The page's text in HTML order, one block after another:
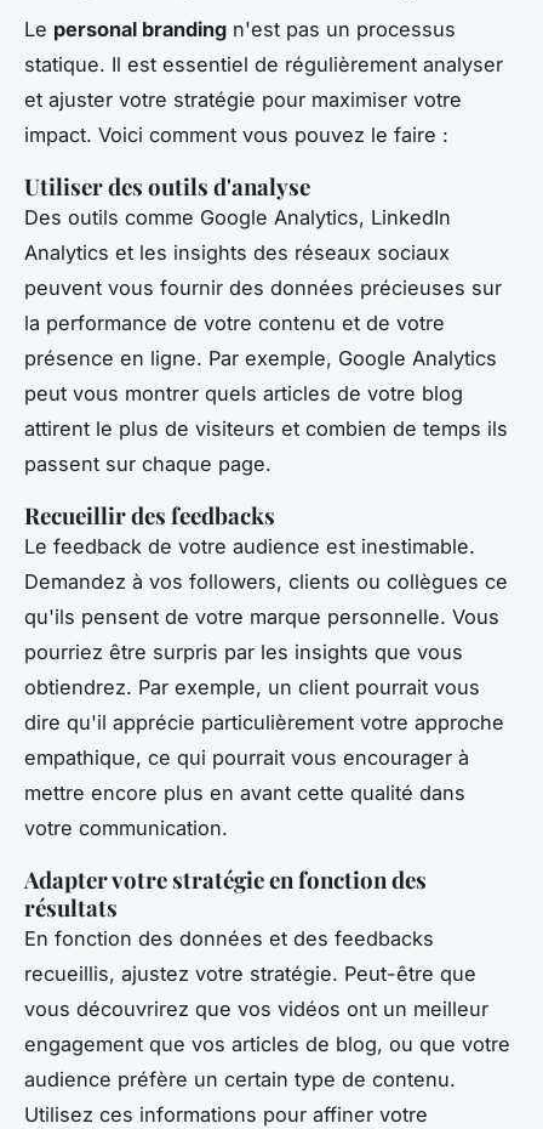
Le personal branding n'est pas un processus
statique. Il est essentiel de régulièrement analyser
et ajuster votre stratégie pour maximiser votre
impact. Voici comment vous pouvez le faire :
Utiliser des outils d'analyse
Des outils comme Google Analytics, LinkedIn
Analytics et les insights des réseaux sociaux
peuvent vous fournir des données précieuses sur
la performance de votre contenu et de votre
présence en ligne. Par exemple, Google Analytics
peut vous montrer quels articles de votre blog
attirent le plus de visiteurs et combien de temps ils
passent sur chaque page.
Recueillir des feedbacks
Le feedback de votre audience est inestimable.
Demandez à vos followers, clients ou collègues ce
qu'ils pensent de votre marque personnelle. Vous
pourriez être surpris par les insights que vous
obtiendrez. Par exemple, un client pourrait vous
dire qu'il apprécie particulièrement votre approche
empathique, ce qui pourrait vous encourager à
mettre encore plus en avant cette qualité dans
votre communication.
Adapter votre stratégie en fonction des
résultats
En fonction des données et des feedbacks
recueillis, ajustez votre stratégie. Peut-être que
vous découvrirez que vos vidéos ont un meilleur
engagement que vos articles de blog, ou que votre
audience préfère un certain type de contenu.
Utilisez ces informations pour affiner votre